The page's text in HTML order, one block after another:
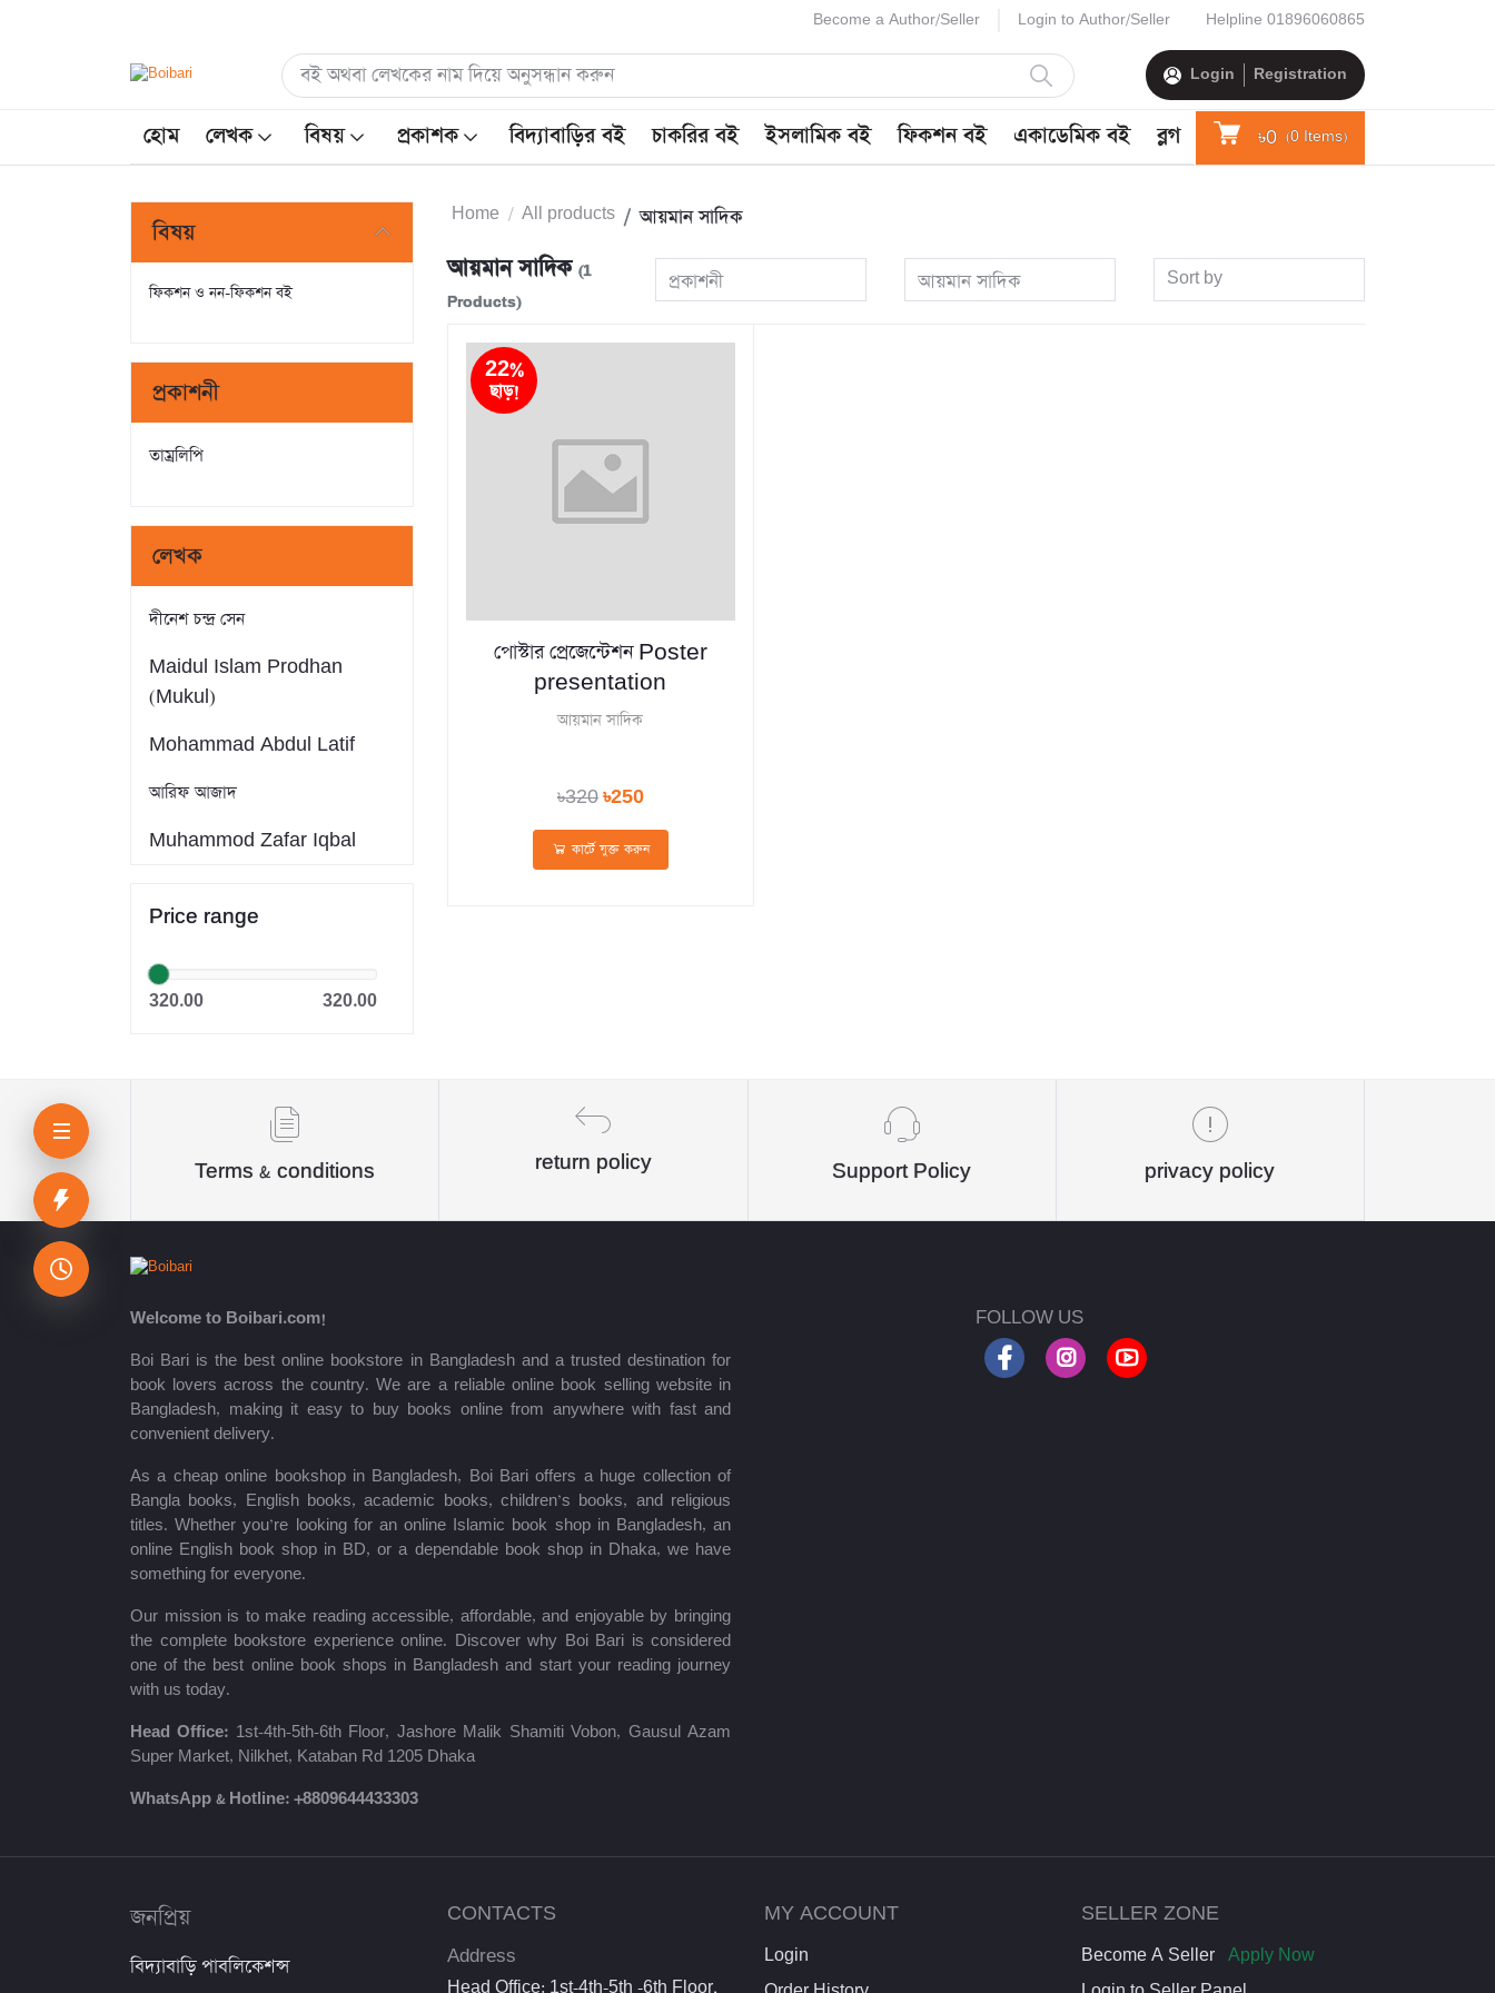
Become a Author/Seller Login to Author/Seller Helpline 01896060865
Login Registration
হোম লেখক বিষয় প্রকাশক বিদ্যাবাড়ির বই চাকরির বই ইসলামিক বই ফিকশন বই একাডেমিক বই ব্লগ ৳0 (0 Items)
বিষয়
ফিকশন ও নন-ফিকশন বই
প্রকাশনী
তাম্রলিপি
লেখক
দীনেশ চন্দ্র সেন
Maidul Islam Prodhan
(Mukul)
Mohammad Abdul Latif
আরিফ আজাদ
Muhammod Zafar Iqbal
Dr. Khandaker Abdullah
Jahangir
কিউএনএ পাবলিকেশন্স লেখক পরিষদ
অর্কিড সম্পাদনা পর্ষদ (সম্পাদক)
পাঞ্জেরী সম্পাদনা পর্ষদ
মফিজুল ইসলাম মিলন
রবীন্দ্রনাথ ঠাকুর
মোত্তাসিন পাহলভী
শায়খ আহমাদুল্লাহ
মোঃ খাইরুল আলম
ম্যাক্সিম গোর্কি
মহাদেব সাহা
প্রমথ চৌধুরী
শরৎচন্দ্র চট্টোপাধ্যায়
সলিমুল্লাহ খান
Price range
320.00 320.00
Home All products আয়মান সাদিক
আয়মান সাদিক (1
Products)
প্রকাশনী আয়মান সাদিক Sort by
22%
ছাড়!
পোস্টার প্রেজেন্টেশন Poster
presentation
আয়মান সাদিক
৳320৳250
কার্টে যুক্ত করুন
Terms & conditions return policy Support Policy privacy policy
Welcome to Boibari.com!
Boi Bari is the best online bookstore in Bangladesh and a trusted destination for
book lovers across the country. We are a reliable online book selling website in
Bangladesh, making it easy to buy books online from anywhere with fast and
convenient delivery.
As a cheap online bookshop in Bangladesh, Boi Bari offers a huge collection of
Bangla books, English books, academic books, children’s books, and religious
titles. Whether you’re looking for an online Islamic book shop in Bangladesh, an
online English book shop in BD, or a dependable book shop in Dhaka, we have
something for everyone.
Our mission is to make reading accessible, affordable, and enjoyable by bringing
the complete bookstore experience online. Discover why Boi Bari is considered
one of the best online book shops in Bangladesh and start your reading journey
with us today.
Head Office: 1st-4th-5th-6th Floor, Jashore Malik Shamiti Vobon, Gausul Azam
Super Market, Nilkhet, Kataban Rd 1205 Dhaka
WhatsApp & Hotline: +8809644433303
FOLLOW US
জনপ্রিয়
বিদ্যাবাড়ি পাবলিকেশন্স
CONTACTS
Address
Head Office: 1st-4th-5th -6th Floor,
MY ACCOUNT
Login
SELLER ZONE
Become A Seller
Apply Now